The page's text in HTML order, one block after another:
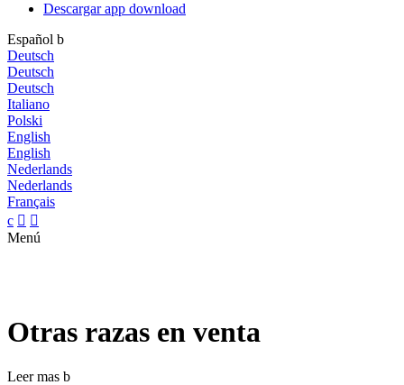
Descargar app download
Español b
Deutsch
Deutsch
Deutsch
Italiano
Polski
English
English
Nederlands
Nederlands
Français
c  
Menú
Otras razas en venta
Leer mas b